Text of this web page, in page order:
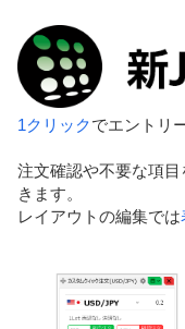
1クリックでエントリ
注文確認や不要な項目
きます。
レイアウトの編集では